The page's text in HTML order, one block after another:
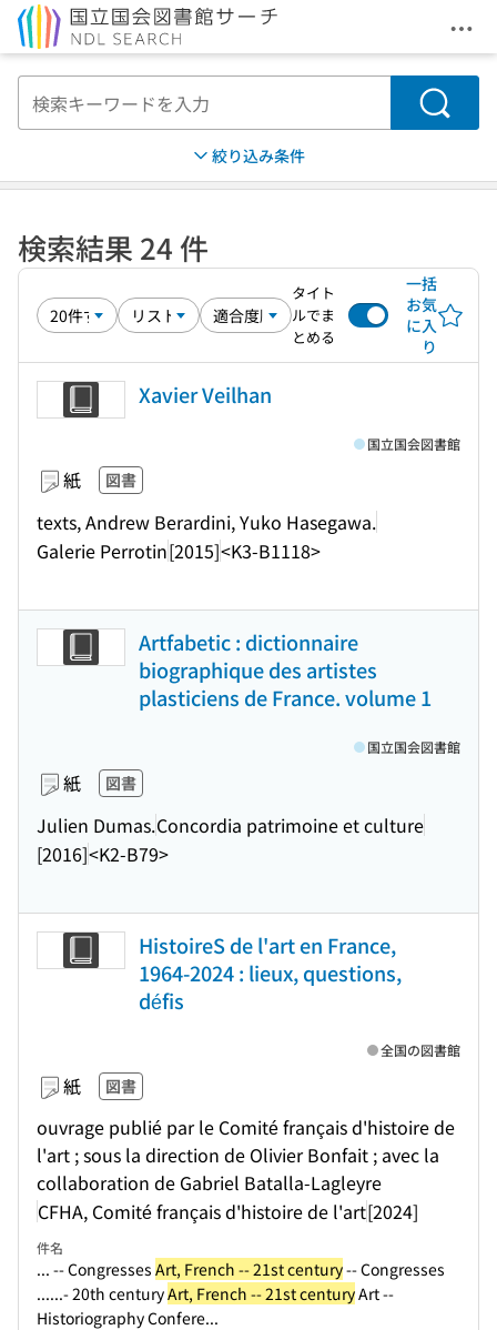
メ
検索
絞り込み条件
検索結果 24 件
タイト
ルでま
とめる
一括
お気
に入
り
Xavier Veilhan
紙 図書
texts, Andrew Berardini, Yuko Hasegawa.
Galerie Perrotin[2015]<K3-B1118>
国立国会図書館
Artfabetic : dictionnaire
biographique des artistes
plasticiens de France. volume 1
紙 図書
Julien Dumas.Concordia patrimoine et culture
[2016]<K2-B79>
国立国会図書館
HistoireS de l'art en France,
1964-2024 : lieux, questions,
défis
紙 図書
ouvrage publié par le Comité français d'histoire de
l'art ; sous la direction de Olivier Bonfait ; avec la
collaboration de Gabriel Batalla-Lagleyre
CFHA, Comité français d'histoire de l'art[2024]
全国の図書館
件名
... -- Congresses Art, French -- 21st century-- Congresses
......- 20th centuryArt, French -- 21st centuryArt --
Historiography Confere...